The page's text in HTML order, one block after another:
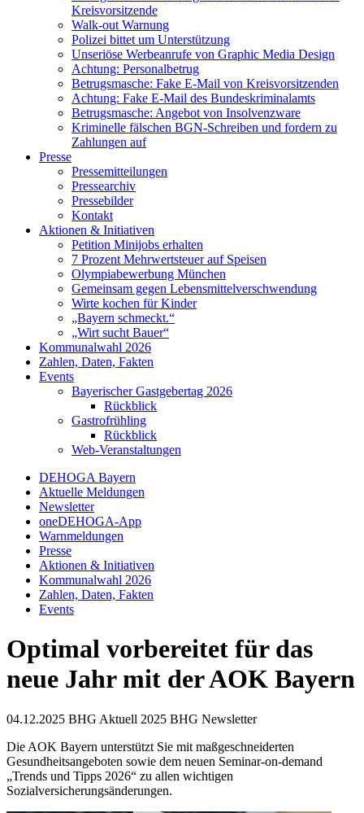
Kreisvorsitzende
Walk-out Warnung
Polizei bittet um Unterstützung
Unseriöse Werbeanrufe von Graphic Media Design
Achtung: Personalbetrug
Betrugsmasche: Fake E-Mail von Kreisvorsitzenden
Achtung: Fake E-Mail des Bundeskriminalamts
Betrugsmasche: Angebot von Insolvenzware
Kriminelle fälschen BGN-Schreiben und fordern zu
Zahlungen auf
Presse
Pressemitteilungen
Pressearchiv
Pressebilder
Kontakt
Aktionen & Initiativen
Petition Minijobs erhalten
7 Prozent Mehrwertsteuer auf Speisen
Olympiabewerbung München
Gemeinsam gegen Lebensmittelverschwendung
Wirte kochen für Kinder
„Bayern schmeckt.“
„Wirt sucht Bauer“
Kommunalwahl 2026
Zahlen, Daten, Fakten
Events
Bayerischer Gastgebertag 2026
Rückblick
Gastrofrühling
Rückblick
Web-Veranstaltungen
DEHOGA Bayern
Aktuelle Meldungen
Newsletter
oneDEHOGA-App
Warnmeldungen
Presse
Aktionen & Initiativen
Kommunalwahl 2026
Zahlen, Daten, Fakten
Events
Optimal vorbereitet für das
neue Jahr mit der AOK Bayern
04.12.2025 BHG Aktuell 2025 BHG Newsletter
Die AOK Bayern unterstützt Sie mit maßgeschneiderten
Gesundheitsangeboten sowie dem neuen Seminar-on-demand
„Trends und Tipps 2026“ zu allen wichtigen
Sozialversicherungsänderungen.